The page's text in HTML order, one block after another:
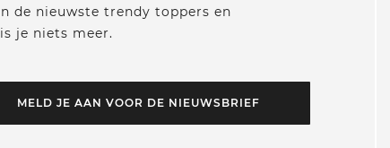
de nieuwste trendy toppers en
je niets meer.
MELD JE AAN VOOR DE NIEUWSBRIEF